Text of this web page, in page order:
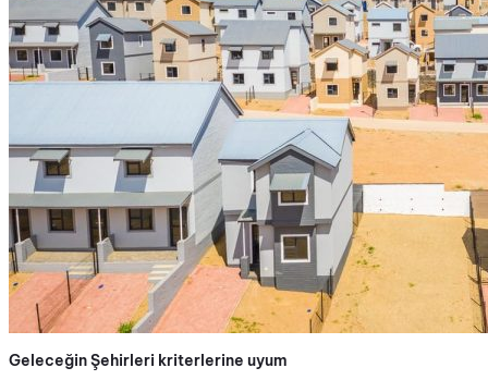
Geleceğin Şehirleri kriterlerine uyum